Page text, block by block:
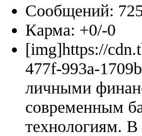
Сообщений:
Карма: +0/-0
[img]https://
477f-993a-
личными
современным
технологиям. В